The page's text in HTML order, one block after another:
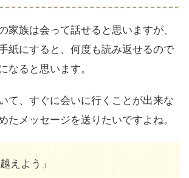
家族は会って話せると思いますが、
紙にすると、何度も読み返せるので
なると思います。
て、すぐに会いに行くことが出来な
たメッセージを送りたいですよね。
えよう」